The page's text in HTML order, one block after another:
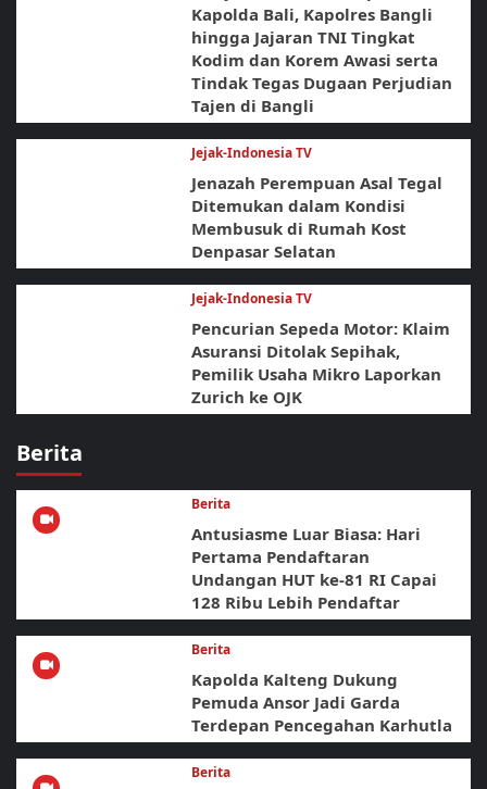
Kapolda Bali, Kapolres Bangli
hingga Jajaran TNI Tingkat
Kodim dan Korem Awasi serta
Tindak Tegas Dugaan Perjudian
Tajen di Bangli
Jejak-Indonesia TV
Jenazah Perempuan Asal Tegal
Ditemukan dalam Kondisi
Membusuk di Rumah Kost
Denpasar Selatan
Jejak-Indonesia TV
Pencurian Sepeda Motor: Klaim
Asuransi Ditolak Sepihak,
Pemilik Usaha Mikro Laporkan
Zurich ke OJK
Berita
Berita
Antusiasme Luar Biasa: Hari
Pertama Pendaftaran
Undangan HUT ke-81 RI Capai
128 Ribu Lebih Pendaftar
Berita
Kapolda Kalteng Dukung
Pemuda Ansor Jadi Garda
Terdepan Pencegahan Karhutla
Berita